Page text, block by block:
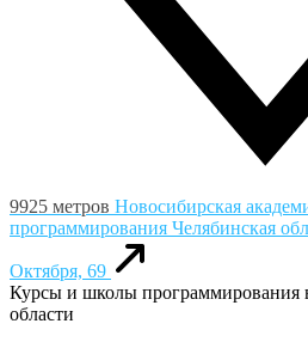
9925 метров Новосибирская
программирования Челябинская
Октября, 69
Курсы и школы программирования
области